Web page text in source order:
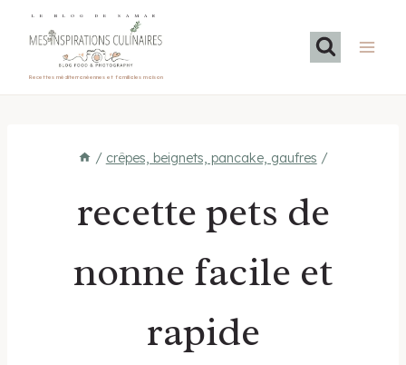
LE BLOG DE SAMAR
Recettes méditerranéennes et familiales maison
/ crêpes, beignets, pancake, gaufres /
recette pets de
nonne facile et
rapide